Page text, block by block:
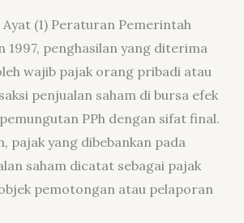
Ayat (1) Peraturan Pemerintah
1997, penghasilan yang diterima
wajib pajak orang pribadi atau
penjualan saham di bursa efek
PPh dengan sifat final.
pajak yang dibebankan pada
saham dicatat sebagai pajak
pemotongan atau pelaporan